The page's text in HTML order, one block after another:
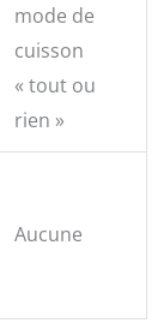
mode de
cuisson
« tout ou
rien »
Aucune